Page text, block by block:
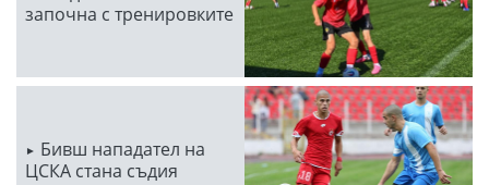
започна с тренировките
Бивш нападател на
ЦСКА стана съдия